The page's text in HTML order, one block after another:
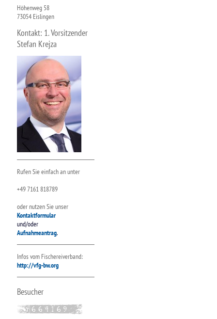
Höhenweg 58
73054 Eislingen
Kontakt: 1. Vorsitzender
Stefan Krejza
Rufen Sie einfach an unter
+49 7161 818789
oder nutzen Sie unser
Kontaktformular
und/oder
Aufnahmeantrag.
Infos vom Fischereiverband:
http://vfg-bw.org
Besucher